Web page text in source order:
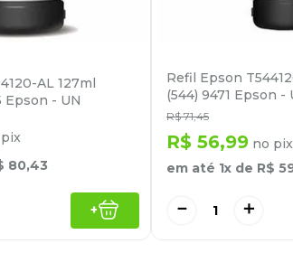
AL 127ml
Epson - UN
80,43
+
Refil Epson
(544) 9471 Epson -
R$ 71,45
R$ 56,99 no pix
em até 1x de R$
＋
－